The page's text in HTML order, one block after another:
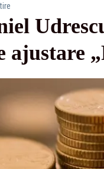
ajustare